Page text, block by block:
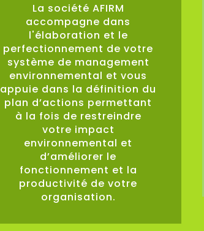
La société AFIRM
accompagne dans
l'élaboration et le
perfectionnement de votre
système de management
environnemental et vous
appuie dans la définition du
plan d’actions permettant
à la fois de restreindre
votre impact
environnemental et
d’améliorer le
fonctionnement et la
productivité de votre
organisation.